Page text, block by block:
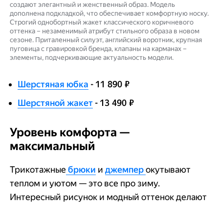
создают элегантный и женственный образ. Модель
дополнена подкладкой, что обеспечивает комфортную носку.
Строгий однобортный жакет классического коричневого
оттенка – незаменимый атрибут стильного образа в новом
сезоне. Приталенный силуэт, английский воротник, крупная
пуговица с гравировкой бренда, клапаны на карманах –
элементы, подчеркивающие актуальность модели.
Шерстяная юбка - 11 890 ₽
Шерстяной жакет - 13 490 ₽
Уровень комфорта —
максимальный
Трикотажные брюки и джемперокутывают
теплом и уютом — это все про зиму.
Интересный рисунок и модный оттенок делают